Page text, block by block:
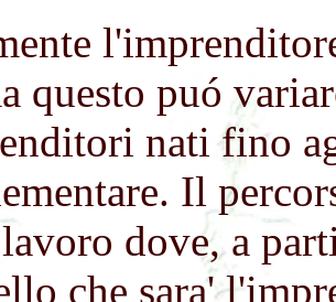
questo puó
nati fino
Il
dove, a
che sara'